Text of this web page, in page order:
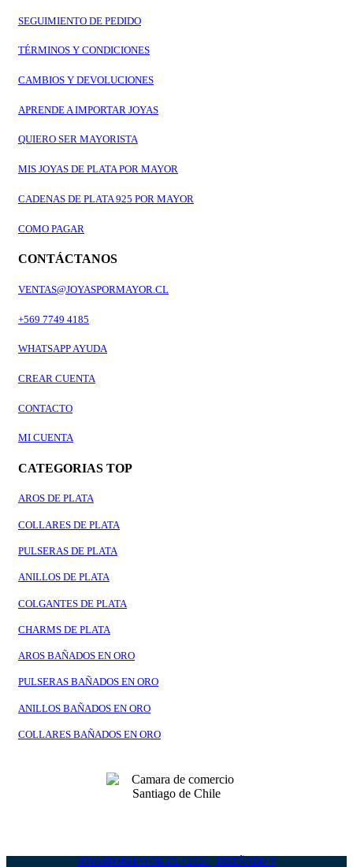
SEGUIMIENTO DE PEDIDO
TÉRMINOS Y CONDICIONES
CAMBIOS Y DEVOLUCIONES
APRENDE A IMPORTAR JOYAS
QUIERO SER MAYORISTA
MIS JOYAS DE PLATA POR MAYOR
CADENAS DE PLATA 925 POR MAYOR
COMO PAGAR
CONTÁCTANOS
VENTAS@JOYASPORMAYOR.CL
+569 7749 4185
WHATSAPP AYUDA
CREAR CUENTA
CONTACTO
MI CUENTA
CATEGORIAS TOP
AROS DE PLATA
COLLARES DE PLATA
PULSERAS DE PLATA
ANILLOS DE PLATA
COLGANTES DE PLATA
CHARMS DE PLATA
AROS BAÑADOS EN ORO
PULSERAS BAÑADOS EN ORO
ANILLOS BAÑADOS EN ORO
COLLARES BAÑADOS EN ORO
JOYASPORMAYOR.CL | 2026 | DISEÑADO Y